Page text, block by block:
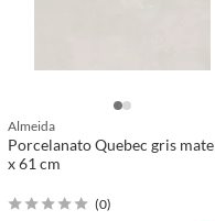
Almeida
Porcelanato Quebec gris mate
x 61 cm
(0)